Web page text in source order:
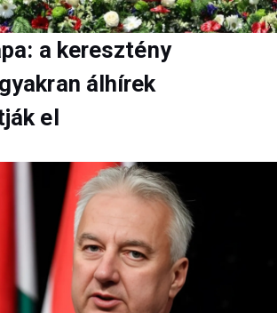
a keresztény
álhírek
el